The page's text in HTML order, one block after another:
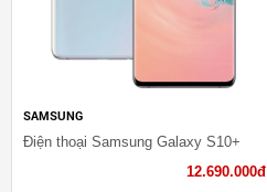
SAMSUNG
Điện thoại Samsung Galaxy S10+
12.690.000đ